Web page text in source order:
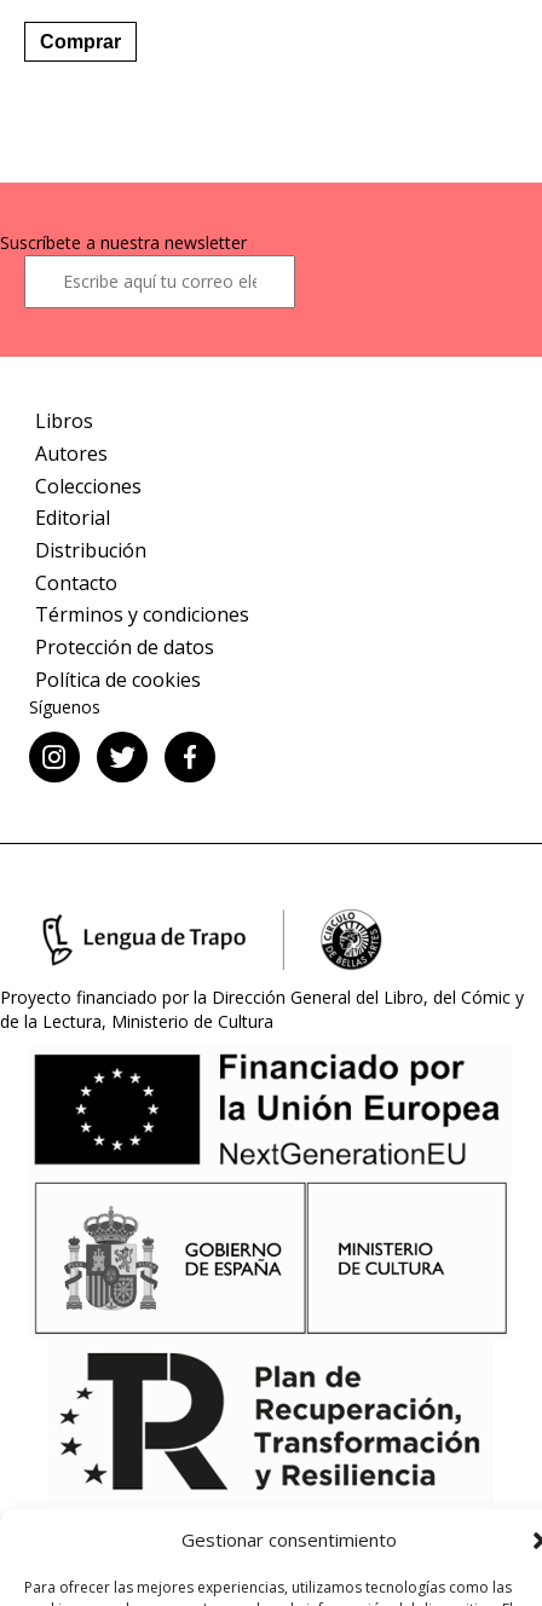
Gestionar consentimiento
Para ofrecer las mejores experiencias, utilizamos tecnologías como las
Comprar
Suscríbete a nuestra newsletter
Libros
Autores
Colecciones
Editorial
Distribución
Contacto
Términos y condiciones
Protección de datos
Política de cookies
Síguenos
Proyecto financiado por la Dirección General del Libro, del Cómic y
de la Lectura, Ministerio de Cultura